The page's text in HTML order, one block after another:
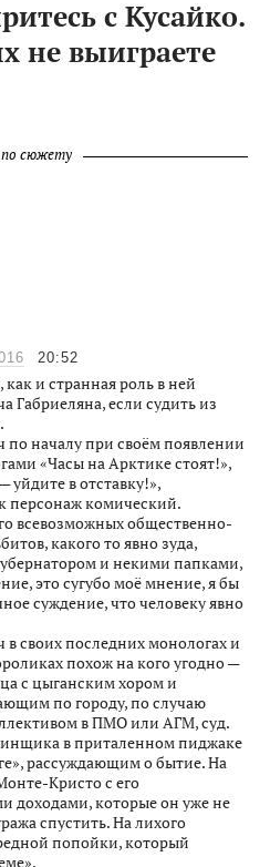
с Кусайко.
не выиграете
сюжету
20:52
и странная роль в ней
Габриеляна, если судить из
по началу при своём появлении
«Часы на Арктике стоят!»,
уйдите в отставку!»,
персонаж комический.
всевозможных общественно-
какого то явно зуда,
и некими папками,
это сугубо моё мнение, я бы
суждение, что человеку явно
своих последних монологах и
похож на кого угодно —
с цыганским хором и
по городу, по случаю
в ПМО или АГМ, суд.
в приталенном пиджаке
рассуждающим о бытие. На
Кристо с его
доходами, которые он уже не
спустить. На лихого
попойки, который